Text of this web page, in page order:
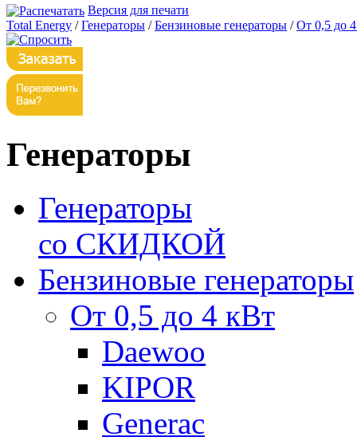
Версия для печати
Total Energy /Генераторы /Бензиновые генераторы /От 0,5 до
Генераторы
Генераторы
со СКИДКОЙ
Бензиновые генераторы
От 0,5 до 4 кВт
Daewoo
KIPOR
Generac